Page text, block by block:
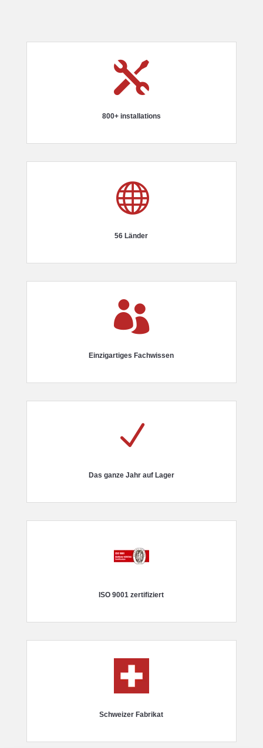

800+ installations

56 Länder

Einzigartiges Fachwissen
N
Das ganze Jahr auf Lager
ISO 9001 zertifiziert
Schweizer Fabrikat